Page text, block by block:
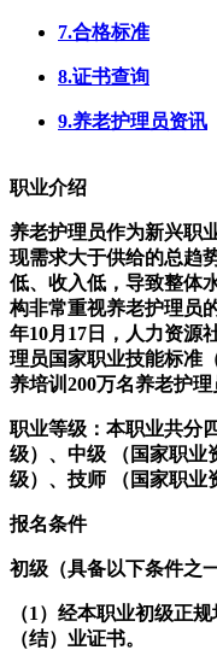
7.合格标准
8.证书查询
9.养老护理员资讯
职业介绍
养老护理员作为新兴职
现需求大于供给的总趋
低、收入低，导致整体
构非常重视养老护理员
年10月17日，人力资源
理员国家职业技能标准
养培训200万名养老护理
职业等级：本职业共分
级）、中级 （国家职业
级）、技师 （国家职业
报名条件
初级（具备以下条件之一
（1）经本职业初级正
（结）业证书。